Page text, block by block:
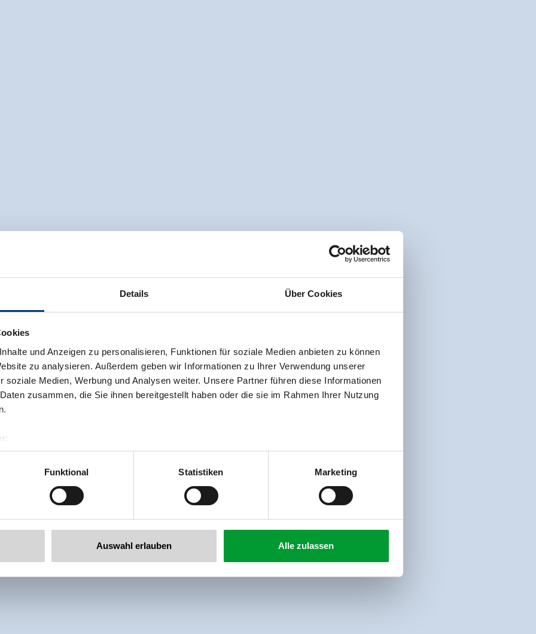
Details Über Cookies
und Anzeigen zu personalisieren, Funktionen für soziale Medien anbieten zu können
zu analysieren. Außerdem geben wir Informationen zu Ihrer Verwendung unserer
soziale Medien, Werbung und Analysen weiter. Unsere Partner führen diese Informationen
zusammen, die Sie ihnen bereitgestellt haben oder die sie im Rahmen Ihrer Nutzung
& Co KG
Funktional Statistiken Marketing
Auswahl erlauben Alle zulassen